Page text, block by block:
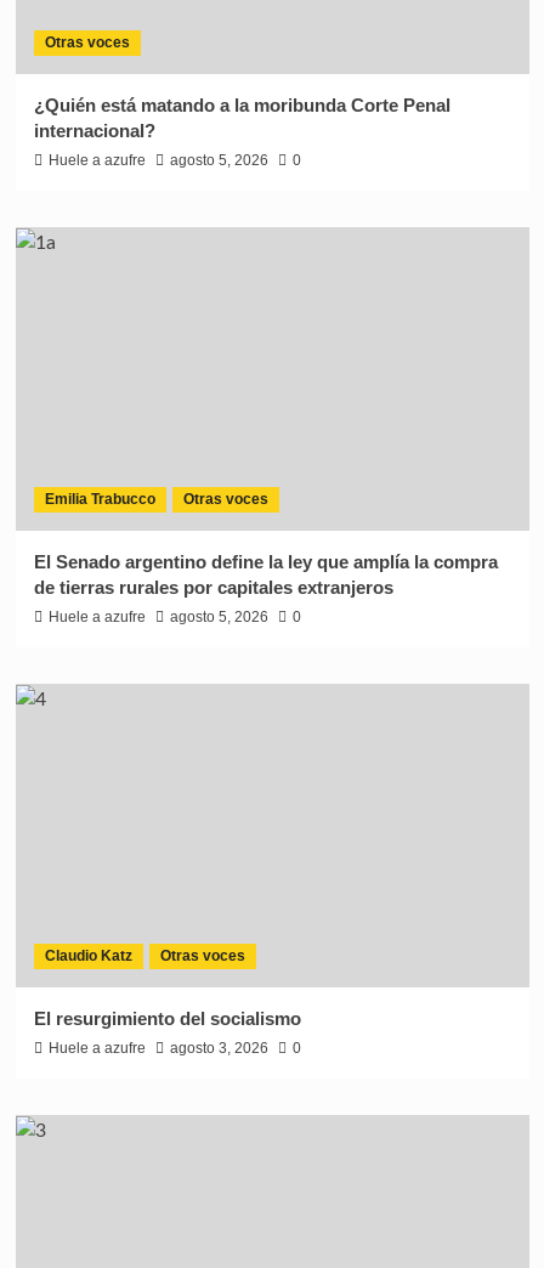
Otras voces
¿Quién está matando a la moribunda Corte Penal
internacional?
Huele a azufre agosto 5, 2026 0
Emilia Trabucco Otras voces
El Senado argentino define la ley que amplía la compra
de tierras rurales por capitales extranjeros
Huele a azufre agosto 5, 2026 0
Claudio Katz Otras voces
El resurgimiento del socialismo
Huele a azufre agosto 3, 2026 0